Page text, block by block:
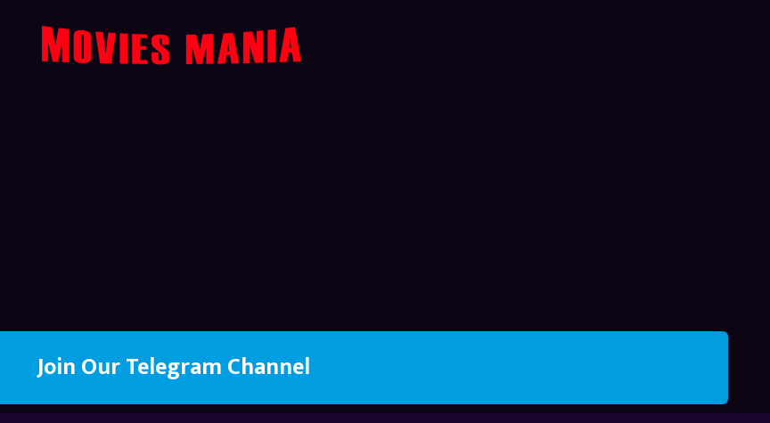
Join Our Telegram Channel